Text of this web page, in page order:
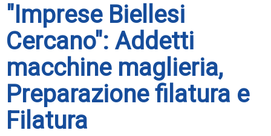
"Imprese Biellesi
Cercano": Addetti
macchine maglieria,
Preparazione filatura e
Filatura